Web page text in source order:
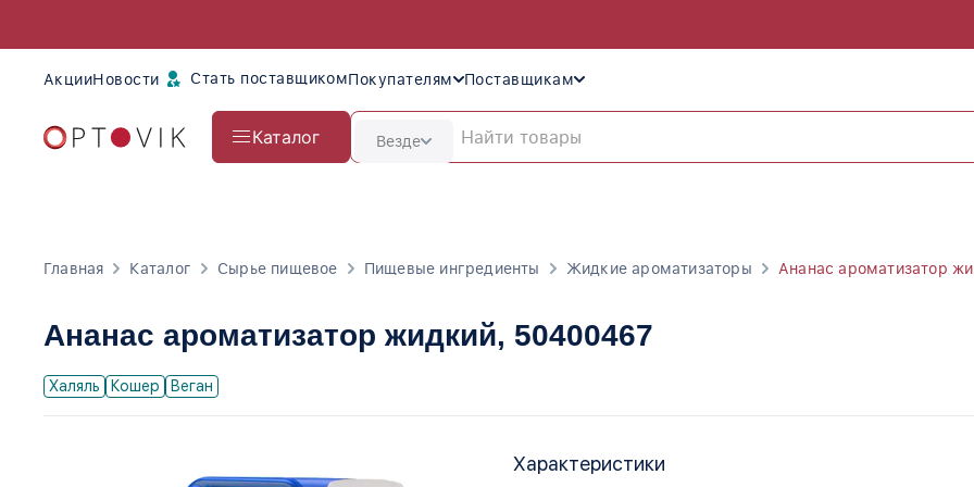
АкцииНовости Стать поставщикомПокупателям Поставщикам
Каталог Везде
Главная Каталог Сырье пищевое Пищевые ингредиенты Жидкие ароматизаторы Ананас ароматизатор
Ананас ароматизатор жидкий, 50400467
Халяль Кошер Веган
Характеристики